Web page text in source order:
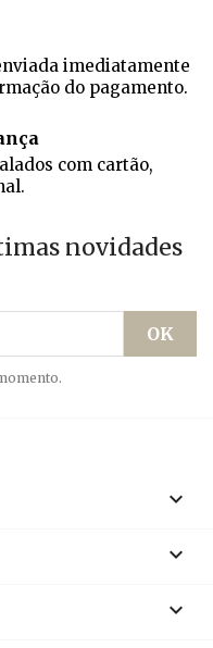
imediatamente
do pagamento.
com cartão,
novidades


